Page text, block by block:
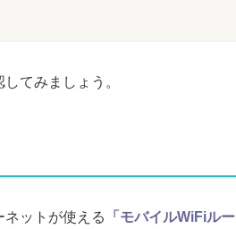
てみましょう。
ットが使える
「モバイルWiFiルー